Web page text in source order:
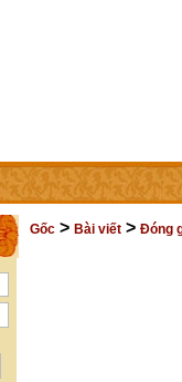
TRỢ GIÚP LIÊN HỆ
Gốc > Bài viết > Đóng